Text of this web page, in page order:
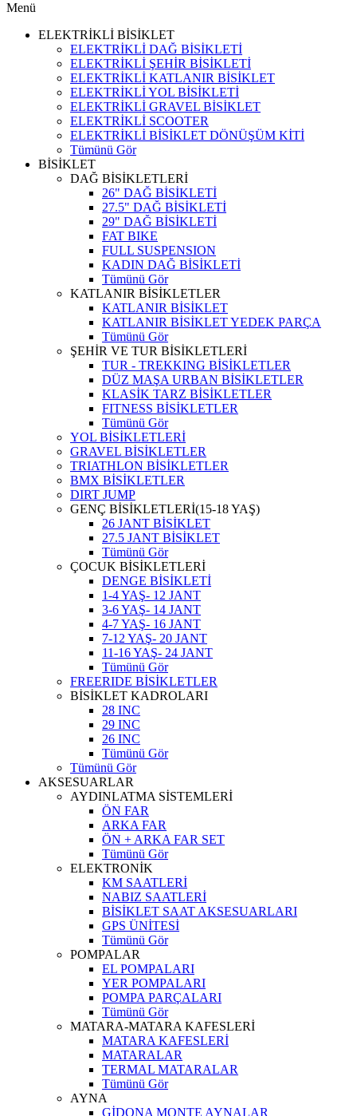
Menü
ELEKTRİKLİ BİSİKLET
ELEKTRİKLİ DAĞ BİSİKLETİ
ELEKTRİKLİ ŞEHİR BİSİKLETİ
ELEKTRİKLİ KATLANIR BİSİKLET
ELEKTRİKLİ YOL BİSİKLETİ
ELEKTRİKLİ GRAVEL BİSİKLET
ELEKTRİKLİ SCOOTER
ELEKTRİKLİ BİSİKLET DÖNÜŞÜM KİTİ
Tümünü Gör
BİSİKLET
DAĞ BİSİKLETLERİ
26" DAĞ BİSİKLETİ
27.5" DAĞ BİSİKLETİ
29" DAĞ BİSİKLETİ
FAT BIKE
FULL SUSPENSION
KADIN DAĞ BİSİKLETİ
Tümünü Gör
KATLANIR BİSİKLETLER
KATLANIR BİSİKLET
KATLANIR BİSİKLET YEDEK PARÇA
Tümünü Gör
ŞEHİR VE TUR BİSİKLETLERİ
TUR - TREKKING BİSİKLETLER
DÜZ MAŞA URBAN BİSİKLETLER
KLASİK TARZ BİSİKLETLER
FITNESS BİSİKLETLER
Tümünü Gör
YOL BİSİKLETLERİ
GRAVEL BİSİKLETLER
TRIATHLON BİSİKLETLER
BMX BİSİKLETLER
DIRT JUMP
GENÇ BİSİKLETLERİ(15-18 YAŞ)
26 JANT BİSİKLET
27.5 JANT BİSİKLET
Tümünü Gör
ÇOCUK BİSİKLETLERİ
DENGE BİSİKLETİ
1-4 YAŞ- 12 JANT
3-6 YAŞ- 14 JANT
4-7 YAŞ- 16 JANT
7-12 YAŞ- 20 JANT
11-16 YAŞ- 24 JANT
Tümünü Gör
FREERIDE BİSİKLETLER
BİSİKLET KADROLARI
28 INC
29 INC
26 INC
Tümünü Gör
Tümünü Gör
AKSESUARLAR
AYDINLATMA SİSTEMLERİ
ÖN FAR
ARKA FAR
ÖN + ARKA FAR SET
Tümünü Gör
ELEKTRONİK
KM SAATLERİ
NABIZ SAATLERİ
BİSİKLET SAAT AKSESUARLARI
GPS ÜNİTESİ
Tümünü Gör
POMPALAR
EL POMPALARI
YER POMPALARI
POMPA PARÇALARI
Tümünü Gör
MATARA-MATARA KAFESLERİ
MATARA KAFESLERİ
MATARALAR
TERMAL MATARALAR
Tümünü Gör
AYNA
GİDONA MONTE AYNALAR